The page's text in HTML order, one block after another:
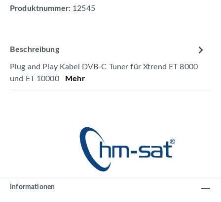
Produktnummer: 12545
Beschreibung
Plug and Play Kabel DVB-C Tuner für Xtrend ET 8000
und ET 10000
Mehr
Informationen